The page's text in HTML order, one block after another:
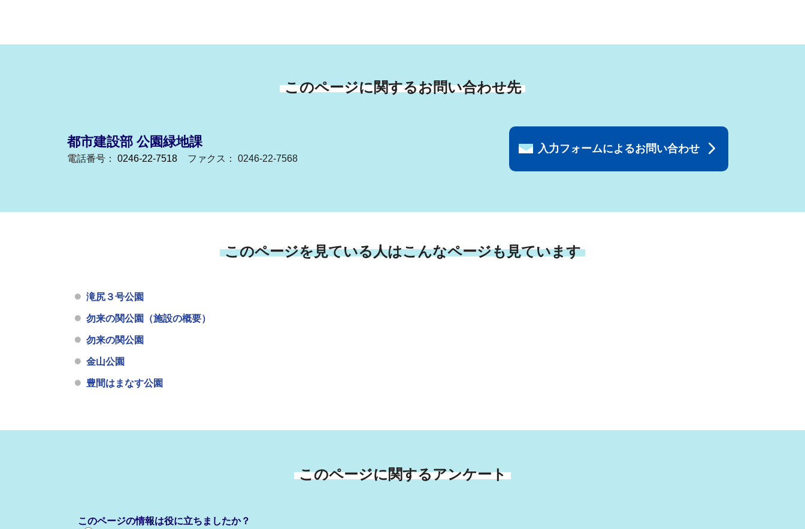
このページに関するお問い合わせ先
都市建設部 公園緑地課
電話番号： 0246-22-7518 ファクス： 0246-22-7568
入力フォームによるお問い合わせ
このページを見ている人はこんなページも見ています
滝尻３号公園
勿来の関公園（施設の概要）
勿来の関公園
金山公園
豊間はまなす公園
このページに関するアンケート
このページの情報は役に立ちましたか？